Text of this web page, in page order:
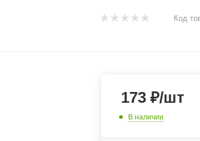
Код
173₽/шт
В наличии